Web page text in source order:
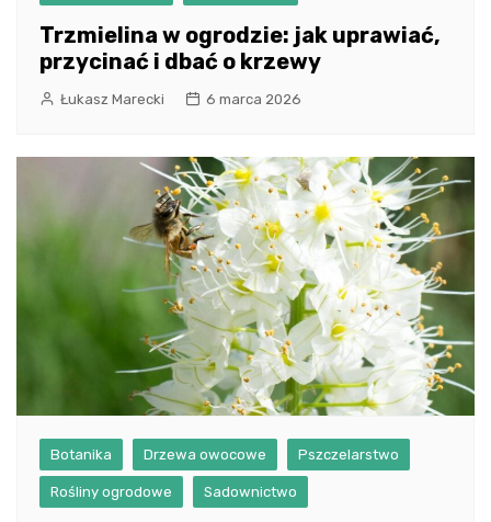
Trzmielina w ogrodzie: jak uprawiać,
przycinać i dbać o krzewy
Łukasz Marecki 6 marca 2026
Botanika Drzewa owocowe Pszczelarstwo
Rośliny ogrodowe Sadownictwo